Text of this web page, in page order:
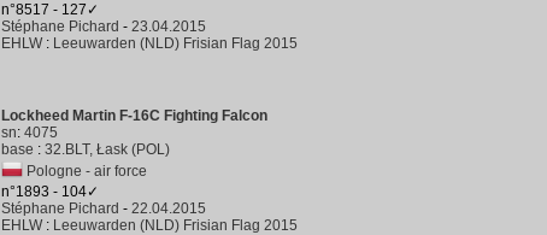
n°8517 - 127✓
Stéphane Pichard - 23.04.2015
EHLW : Leeuwarden (NLD) Frisian Flag 2015
Lockheed Martin F-16C Fighting Falcon
sn: 4075
base : 32.BLT, Łask (POL)
Pologne - air force
n°1893 - 104✓
Stéphane Pichard - 22.04.2015
EHLW : Leeuwarden (NLD) Frisian Flag 2015